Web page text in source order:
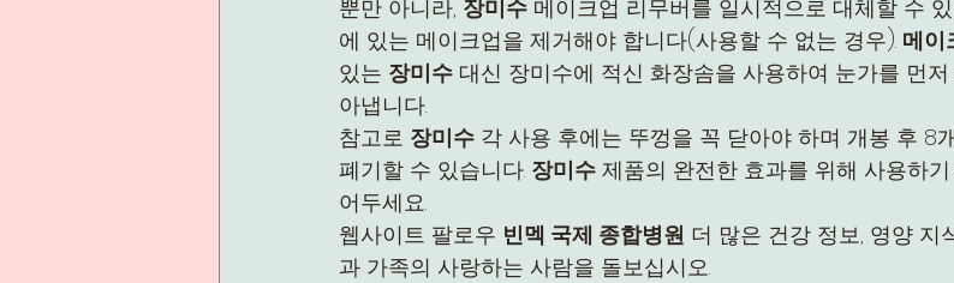
뿐만 아니라, 장미수 메이크업 리무버를 일시적으로 대체할 수
에 있는 메이크업을 제거해야 합니다(사용할 수 없는 경우). 메이
있는 장미수 대신 장미수에 적신 화장솜을 사용하여 눈가를 먼
아냅니다.
참고로 장미수 각 사용 후에는 뚜껑을 꼭 닫아야 하며 개봉 후 8
폐기할 수 있습니다. 장미수 제품의 완전한 효과를 위해 사용하
어두세요.
웹사이트 팔로우 빈멕 국제 종합병원 더 많은 건강 정보, 영양 지
과 가족의 사랑하는 사람을 돌보십시오.